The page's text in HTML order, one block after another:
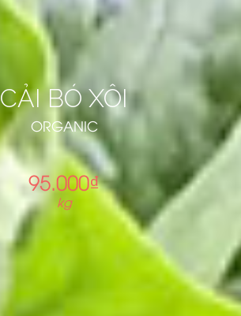
CẢI BÓ XÔI
ORGANIC
95.000₫